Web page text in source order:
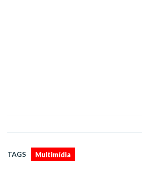
TAGS Multimídia